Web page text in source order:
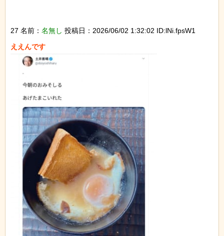
27 名前： 名無し 投稿日：2026/06/02 1:32:02 ID:lNi.fpsW1